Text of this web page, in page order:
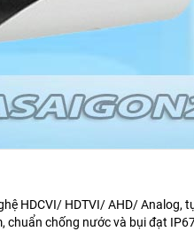
HDCVI/ HDTVI/ AHD/
chuẩn chống nước và bụi đạt